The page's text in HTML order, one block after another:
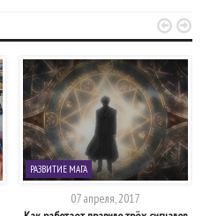
РАЗВИТИЕ МАГА
07 апреля, 2017
 